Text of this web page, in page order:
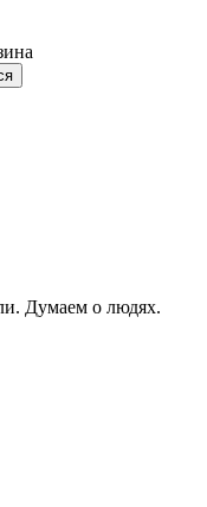
Думаем о людях.